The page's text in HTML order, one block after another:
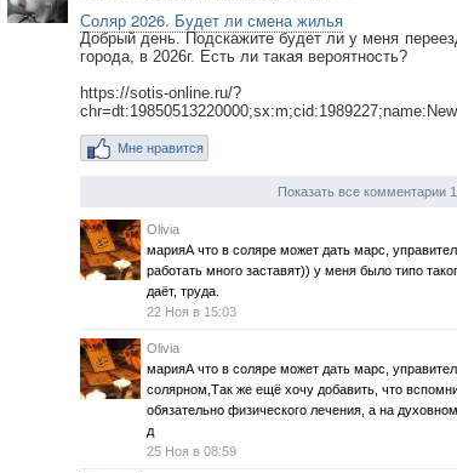
Соляр 2026. Будет ли смена жилья
Добрый день. Подскажите будет ли у меня
города, в 2026г. Есть ли такая вероятность?
https://sotis-online.ru/?
Мне нравится
Показать все комментарии
Olivia
марияА что в соляре может дать марс,
работать много заставят)) у меня было типо
даёт, труда.
22 Ноя в 15:03
Olivia
марияА что в соляре может дать марс,
солярном,Так же ещё хочу добавить, что
обязательно физического лечения, а на
д
25 Ноя в 08:59